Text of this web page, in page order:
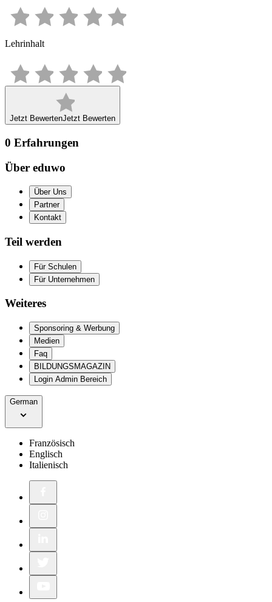
Lehrinhalt
Jetzt BewertenJetzt Bewerten
0 Erfahrungen
Über eduwo
Über Uns
Partner
Kontakt
Teil werden
Für Schulen
Für Unternehmen
Weiteres
Sponsoring & Werbung
Medien
Faq
BILDUNGSMAGAZIN
Login Admin Bereich
German
Französisch
Englisch
Italienisch